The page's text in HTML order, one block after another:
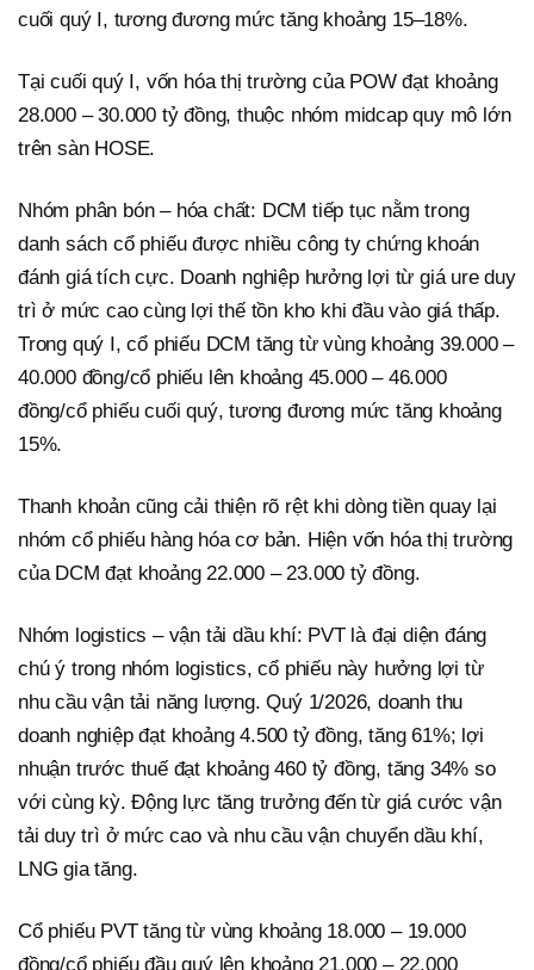
cuối quý I, tương đương mức tăng khoảng 15–18%.
Tại cuối quý I, vốn hóa thị trường của POW đạt khoảng
28.000 – 30.000 tỷ đồng, thuộc nhóm midcap quy mô lớn
trên sàn HOSE.
Nhóm phân bón – hóa chất: DCM tiếp tục nằm trong
danh sách cổ phiếu được nhiều công ty chứng khoán
đánh giá tích cực. Doanh nghiệp hưởng lợi từ giá ure duy
trì ở mức cao cùng lợi thế tồn kho khi đầu vào giá thấp.
Trong quý I, cổ phiếu DCM tăng từ vùng khoảng 39.000 –
40.000 đồng/cổ phiếu lên khoảng 45.000 – 46.000
đồng/cổ phiếu cuối quý, tương đương mức tăng khoảng
15%.
Thanh khoản cũng cải thiện rõ rệt khi dòng tiền quay lại
nhóm cổ phiếu hàng hóa cơ bản. Hiện vốn hóa thị trường
của DCM đạt khoảng 22.000 – 23.000 tỷ đồng.
Nhóm logistics – vận tải dầu khí: PVT là đại diện đáng
chú ý trong nhóm logistics, cổ phiếu này hưởng lợi từ
nhu cầu vận tải năng lượng. Quý 1/2026, doanh thu
doanh nghiệp đạt khoảng 4.500 tỷ đồng, tăng 61%; lợi
nhuận trước thuế đạt khoảng 460 tỷ đồng, tăng 34% so
với cùng kỳ. Động lực tăng trưởng đến từ giá cước vận
tải duy trì ở mức cao và nhu cầu vận chuyển dầu khí,
LNG gia tăng.
Cổ phiếu PVT tăng từ vùng khoảng 18.000 – 19.000
đồng/cổ phiếu đầu quý lên khoảng 21.000 – 22.000